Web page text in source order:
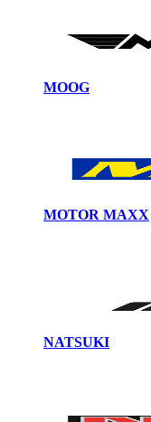
MOOG
MOTOR MAXX
NATSUKI